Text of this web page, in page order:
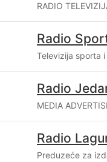
RADIO
Radio
Televizija sporta
Radio
MEDIA
Radio
Preduzeće za